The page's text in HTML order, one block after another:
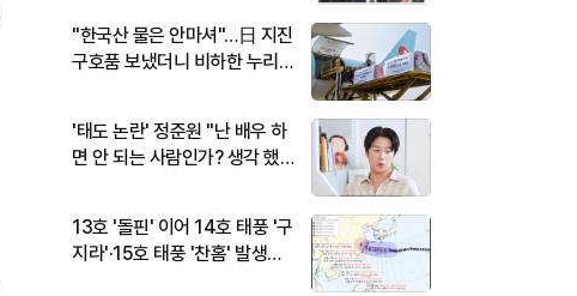
"한국산 물은 안마셔"…日 지진
구호품 보냈더니 비하한 누리
'태도 논란' 정준원 "난 배우 하
면 안 되는 사람인가? 생각 했
13호 '돌핀' 이어 14호 태풍 '구
지라'·15호 태풍 '찬홈' 발생…